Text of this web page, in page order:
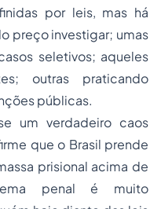
por leis, mas há
preço investigar; umas
seletivos; aqueles
outras praticando
públicas.
um verdadeiro caos
que o Brasil prende
prisional acima de
penal é muito